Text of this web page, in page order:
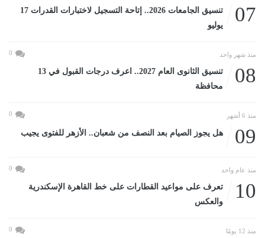
07
تنسيق الجامعات 2026.. إتاحة التسجيل لاختبارات القدرات 17
يوليو
منذ شهر واحد 0
08
تنسيق الثانوى العام 2027.. اعرف درجات القبول في 13
محافظة
منذ 6 أشهر 0
09 هل يجوز الصيام بعد النصف من شعبان.. الأزهر للفتوى يجيب
منذ عام واحد 0
10
تعرف على مواعيد القطارات على خط القاهرة الإسكندرية
والعكس
منذ 12 يومًا 0